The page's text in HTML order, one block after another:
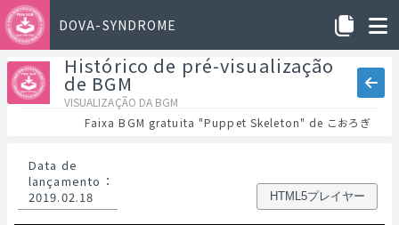
DOVA-SYNDROME
Histórico de pré-visualização
de BGM
VISUALIZAÇÃO DA BGM
Faixa BGM gratuita "Puppet Skeleton" de こおろぎ
Data de
lançamento ：
2019.02.18
HTML5プレイヤー